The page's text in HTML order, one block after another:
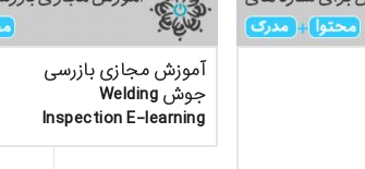
آموزش مجازی بازرسی
جوش Welding
Inspection E-learning